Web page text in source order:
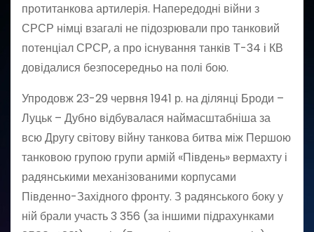
протитанкова артилерія. Напередодні війни з
СРСР німці взагалі не підозрювали про танковий
потенціал СРСР, а про існування танків Т-34 і КВ
довідалися безпосередньо на полі бою.
Упродовж 23-29 червня 1941 р. на ділянці Броди –
Луцьк – Дубно відбувалася наймасштабніша за
всю Другу світову війну танкова битва між Першою
танковою групою групи армій «Південь» вермахту і
радянськими механізованими корпусами
Південно-Західного фронту. З радянського боку у
ній брали участь 3 356 (за іншими підрахунками